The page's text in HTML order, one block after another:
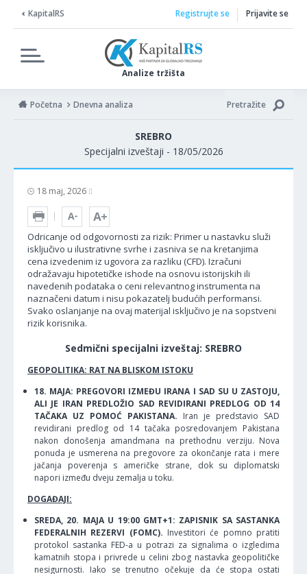
KapitalRS
Analize tržišta
Registrujte se Prijavite se
Početna Dnevna analiza Pretražite
SREBRO
Specijalni izveštaji - 18/05/2026
18 maj, 2026
Odricanje od odgovornosti za rizik: Primer u nastavku služi
isključivo u ilustrativne svrhe i zasniva se na kretanjima
cena izvedenim iz ugovora za razliku (CFD). Izračuni
odražavaju hipotetičke ishode na osnovu istorijskih ili
navedenih podataka o ceni relevantnog instrumenta na
naznačeni datum i nisu pokazatelj budućih performansi.
Svako oslanjanje na ovaj materijal isključivo je na sopstveni
rizik korisnika.
Sedmični specijalni izveštaj: SREBRO
GEOPOLITIKA: RAT NA BLISKOM ISTOKU
18. MAJA: PREGOVORI IZMEĐU IRANA I SAD SU U ZASTOJU,
ALI JE IRAN PREDLOŽIO SAD REVIDIRANI PREDLOG OD 14
TAČAKA UZ POMOĆ PAKISTANA. Iran je predstavio SAD
revidirani predlog od 14 tačaka posredovanjem Pakistana
nakon donošenja amandmana na prethodnu verziju. Nova
ponuda je usmerena na pregovore za okončanje rata i mere
jačanja poverenja s američke strane, dok su diplomatski
napori između dveju zemalja u toku.
DOGAĐAJI:
SREDA, 20. MAJA U 19:00 GMT+1: ZAPISNIK SA SASTANKA
FEDERALNIH REZERVI (FOMC). Investitori će pomno pratiti
protokol sastanka FED-a u potrazi za signalima o izgledima
kamatnih stopa i privrede u celini zbog nastavka geopolitičke
nesigurnosti. Iako se trenutno očekuje da će stopa ostati